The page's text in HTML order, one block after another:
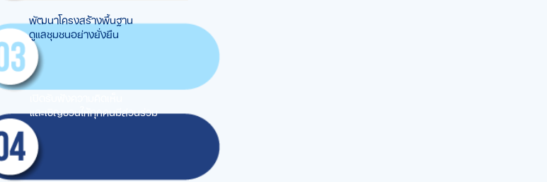
พัฒนาโครงสร้างพื้นฐาน
ดูแลชุมชนอย่างยั่งยืน
เปิดรับฟังความคิดเห็น
และเชิญชวนให้ทุกคนมีส่วนร่วม